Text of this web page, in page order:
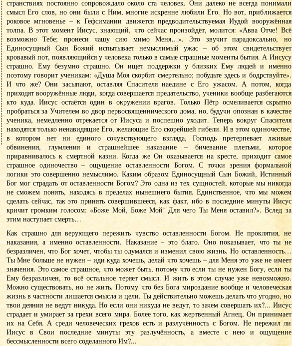
странствиях постоянно сопровождало около ста человек. Они далеко не всегда понимали
смысл Его слов, но они были с Ним, многие искренне любили Его. Но вот, приближается
роковое мгновенье – к Гефсимании движется предводительствуемая Иудой вооружённая
толпа. В этот момент Иисус, знающий, что сейчас произойдёт, молится: «Авва Отче! Всё
возможно Тебе; пронеси чашу сию мимо Меня…». Это звучит парадоксально, но
Единосущный Сын Божий испытывает немыслимый ужас – об этом свидетельствует
кровавый пот, появляющийся у человека только в самые страшные моменты бытия. А Иисусу
страшно. Ему безумно страшно. Он ищет поддержки у близких Ему людей и именно
поэтому говорит ученикам: «Душа Моя скорбит смертельно; побудьте здесь и бодрствуйте».
И что же? Они засыпают, оставляя Спасителя наедине с Его ужасом. А потом, когда
приходят вооружённые люди, когда совершается предательство, ученики вообще разбегаются
кто куда. Иисус остаётся один в окружении врагов. Только Пётр осмеливается скрытно
пробраться за Учителем во двор первосвященнического дома, но, будучи опознан в качестве
ученика, немедленно отрекается от Иисуса и поспешно уходит. Теперь вокруг Спасителя
находятся только ненавидящие Его, желающие Его скорейшей гибели. И в этом одиночестве,
в котором нет ни единого сочувствующего взгляда, Господь претерпевает лживые
обвинения, глумления и страшнейшее наказание – бичевание плетьми, которое
приравнивалось к смертной казни. Когда же Он оказывается на кресте, приходит самое
страшное одиночество – ощущение оставленности Богом. С точки зрения формальной
логики это совершенно немыслимо. Каким образом Единосущный Сын Божий, Истинный
Бог мог страдать от оставленности Богом? Это одна из тех сущностей, которые мы никогда
не сможем понять, находясь в пределах нынешнего бытия. Единственное, что мы можем
сделать сейчас, так это принять совершившееся, как факт, ибо в последние минуты Иисус
кричит громким голосом: «Боже Мой, Боже Мой! Для чего Ты Меня оставил?». Вслед за
этим наступает смерть…
Как страшно для верующего пережить чувство оставленности Богом. Не проклятия, не
наказания, а именно оставленности. Наказание – это благо. Оно показывает, что ты не
безразличен, что Бог хочет, чтобы ты одумался и изменил свою жизнь. Но оставленность…
Ты Мне больше не нужен – иди куда хочешь, делай что хочешь – для Меня это уже не имеет
значения. Это самое страшное, что может быть, потому что если ты не нужен Богу, если ты
Ему безразличен, то всё остальное теряет смысл. И жить в этом случае уже невозможно.
Можно существовать, но не жить. Потому что без Бога мироздание вообще и человеческая
жизнь в частности лишается смысла и цели. Ты действительно можешь делать что угодно, но
твои деяния не ведут никуда. Но если они никуда не ведут, то зачем совершать их?... Иисус
страдает и умирает за грехи всего мира. Более того, как жертвенный Агнец, Он принимает
их на Себя. А среди человеческих грехов есть и разлучённость с Богом. Не пережил ли
Иисус в Свои последние минуты эту разлучённость, а вместе с нею и ощущение
бессмысленности всего соделанного Им?...